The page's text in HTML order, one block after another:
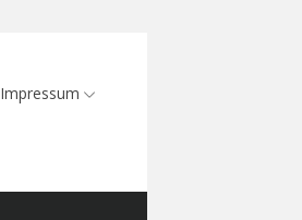
Impressum